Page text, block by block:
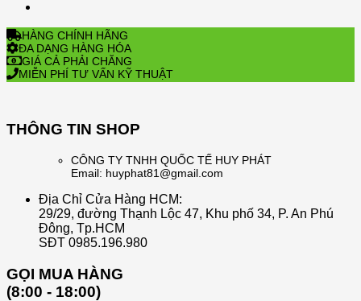
HÀNG CHÍNH HÃNG
ĐA DẠNG HÀNG HÓA
GIÁ CẢ PHẢI CHĂNG
MIỄN PHÍ TƯ VẤN KỸ THUẬT
THÔNG TIN SHOP
CÔNG TY TNHH QUỐC TẾ HUY PHÁT
Email: huyphat81@gmail.com
Địa Chỉ Cửa Hàng HCM:
29/29, đường Thạnh Lộc 47, Khu phố 34, P. An Phú
Đông, Tp.HCM
SĐT 0985.196.980
GỌI MUA HÀNG
(8:00 - 18:00)